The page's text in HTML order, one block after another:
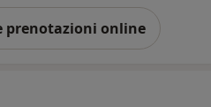
prenotazioni online